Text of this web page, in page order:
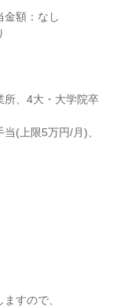
金額：なし
所、4大・大学院卒
(上限5万円/月)、
すので、